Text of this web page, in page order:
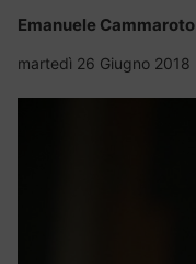
Emanuele Cammaroto
martedì 26 Giugno 2018